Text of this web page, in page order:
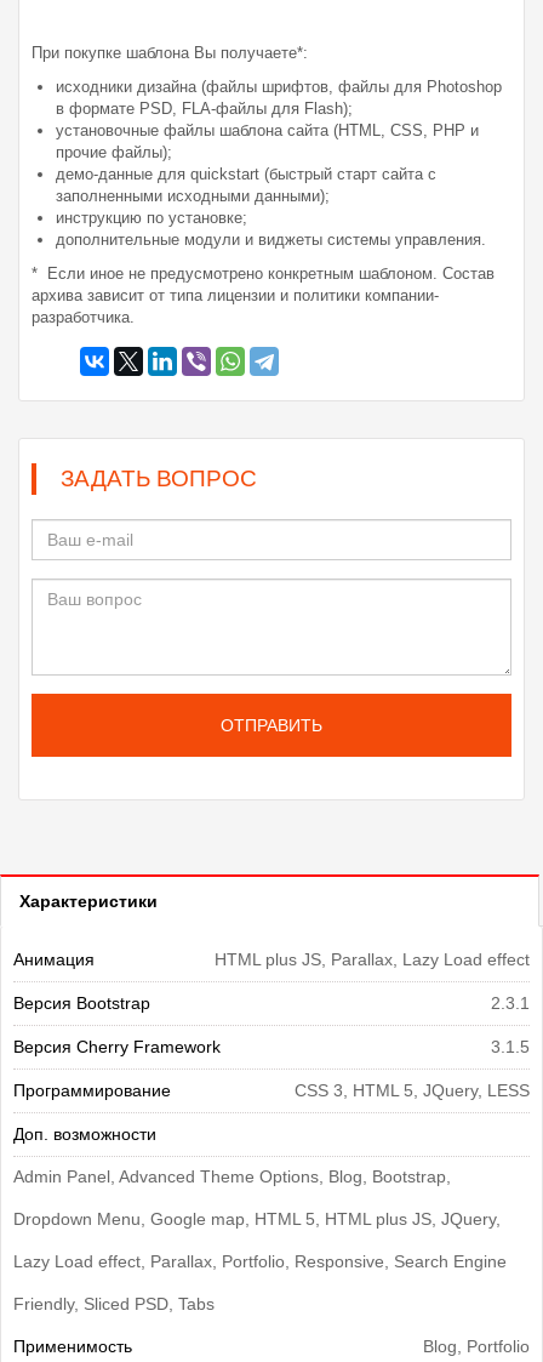
При покупке шаблона Вы получаете*:
исходники дизайна (файлы шрифтов, файлы для Photoshop
в формате PSD, FLA-файлы для Flash);
установочные файлы шаблона сайта (HTML, CSS, PHP и
прочие файлы);
демо-данные для quickstart (быстрый старт сайта с
заполненными исходными данными);
инструкцию по установке;
дополнительные модули и виджеты системы управления.
* Если иное не предусмотрено конкретным шаблоном. Состав
архива зависит от типа лицензии и политики компании-
разработчика.
ЗАДАТЬ ВОПРОС
ОТПРАВИТЬ
Характеристики
Анимация HTML plus JS, Parallax, Lazy Load effect
Версия Bootstrap 2.3.1
Версия Cherry Framework 3.1.5
Программирование CSS 3, HTML 5, JQuery, LESS
Доп. возможности
Admin Panel, Advanced Theme Options, Blog, Bootstrap,
Dropdown Menu, Google map, HTML 5, HTML plus JS, JQuery,
Lazy Load effect, Parallax, Portfolio, Responsive, Search Engine
Friendly, Sliced PSD, Tabs
Применимость Blog, Portfolio